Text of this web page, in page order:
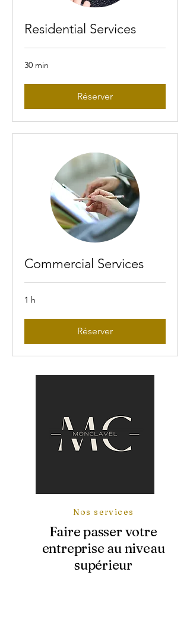
Residential Services
30 min
Réserver
Commercial Services
1 h
Réserver
Nos services
Faire passer votre
entreprise au niveau
supérieur